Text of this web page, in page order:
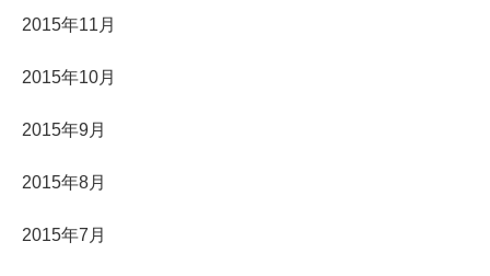
2015年11月
2015年10月
2015年9月
2015年8月
2015年7月